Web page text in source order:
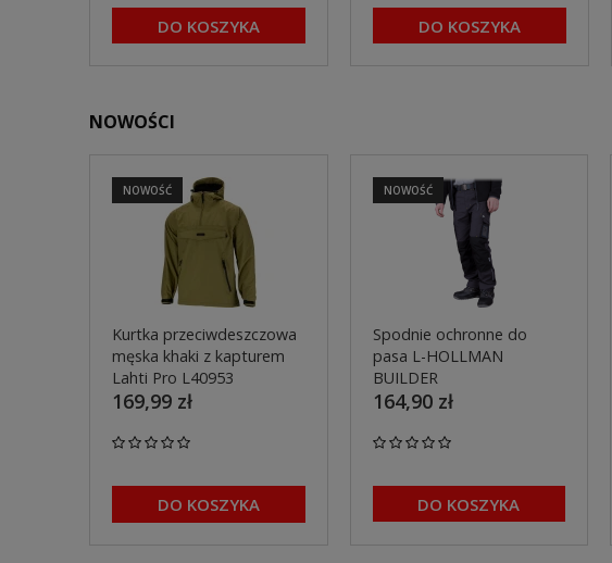
DO KOSZYKA DO KOSZYKA
NOWOŚCI
Kurtka przeciwdeszczowa
męska khaki z kapturem
Lahti Pro L40953
169,99 zł
DO KOSZYKA
NOWOŚĆ
Spodnie ochronne do
pasa L-HOLLMAN
BUILDER
164,90 zł
DO KOSZYKA
NOWOŚĆ